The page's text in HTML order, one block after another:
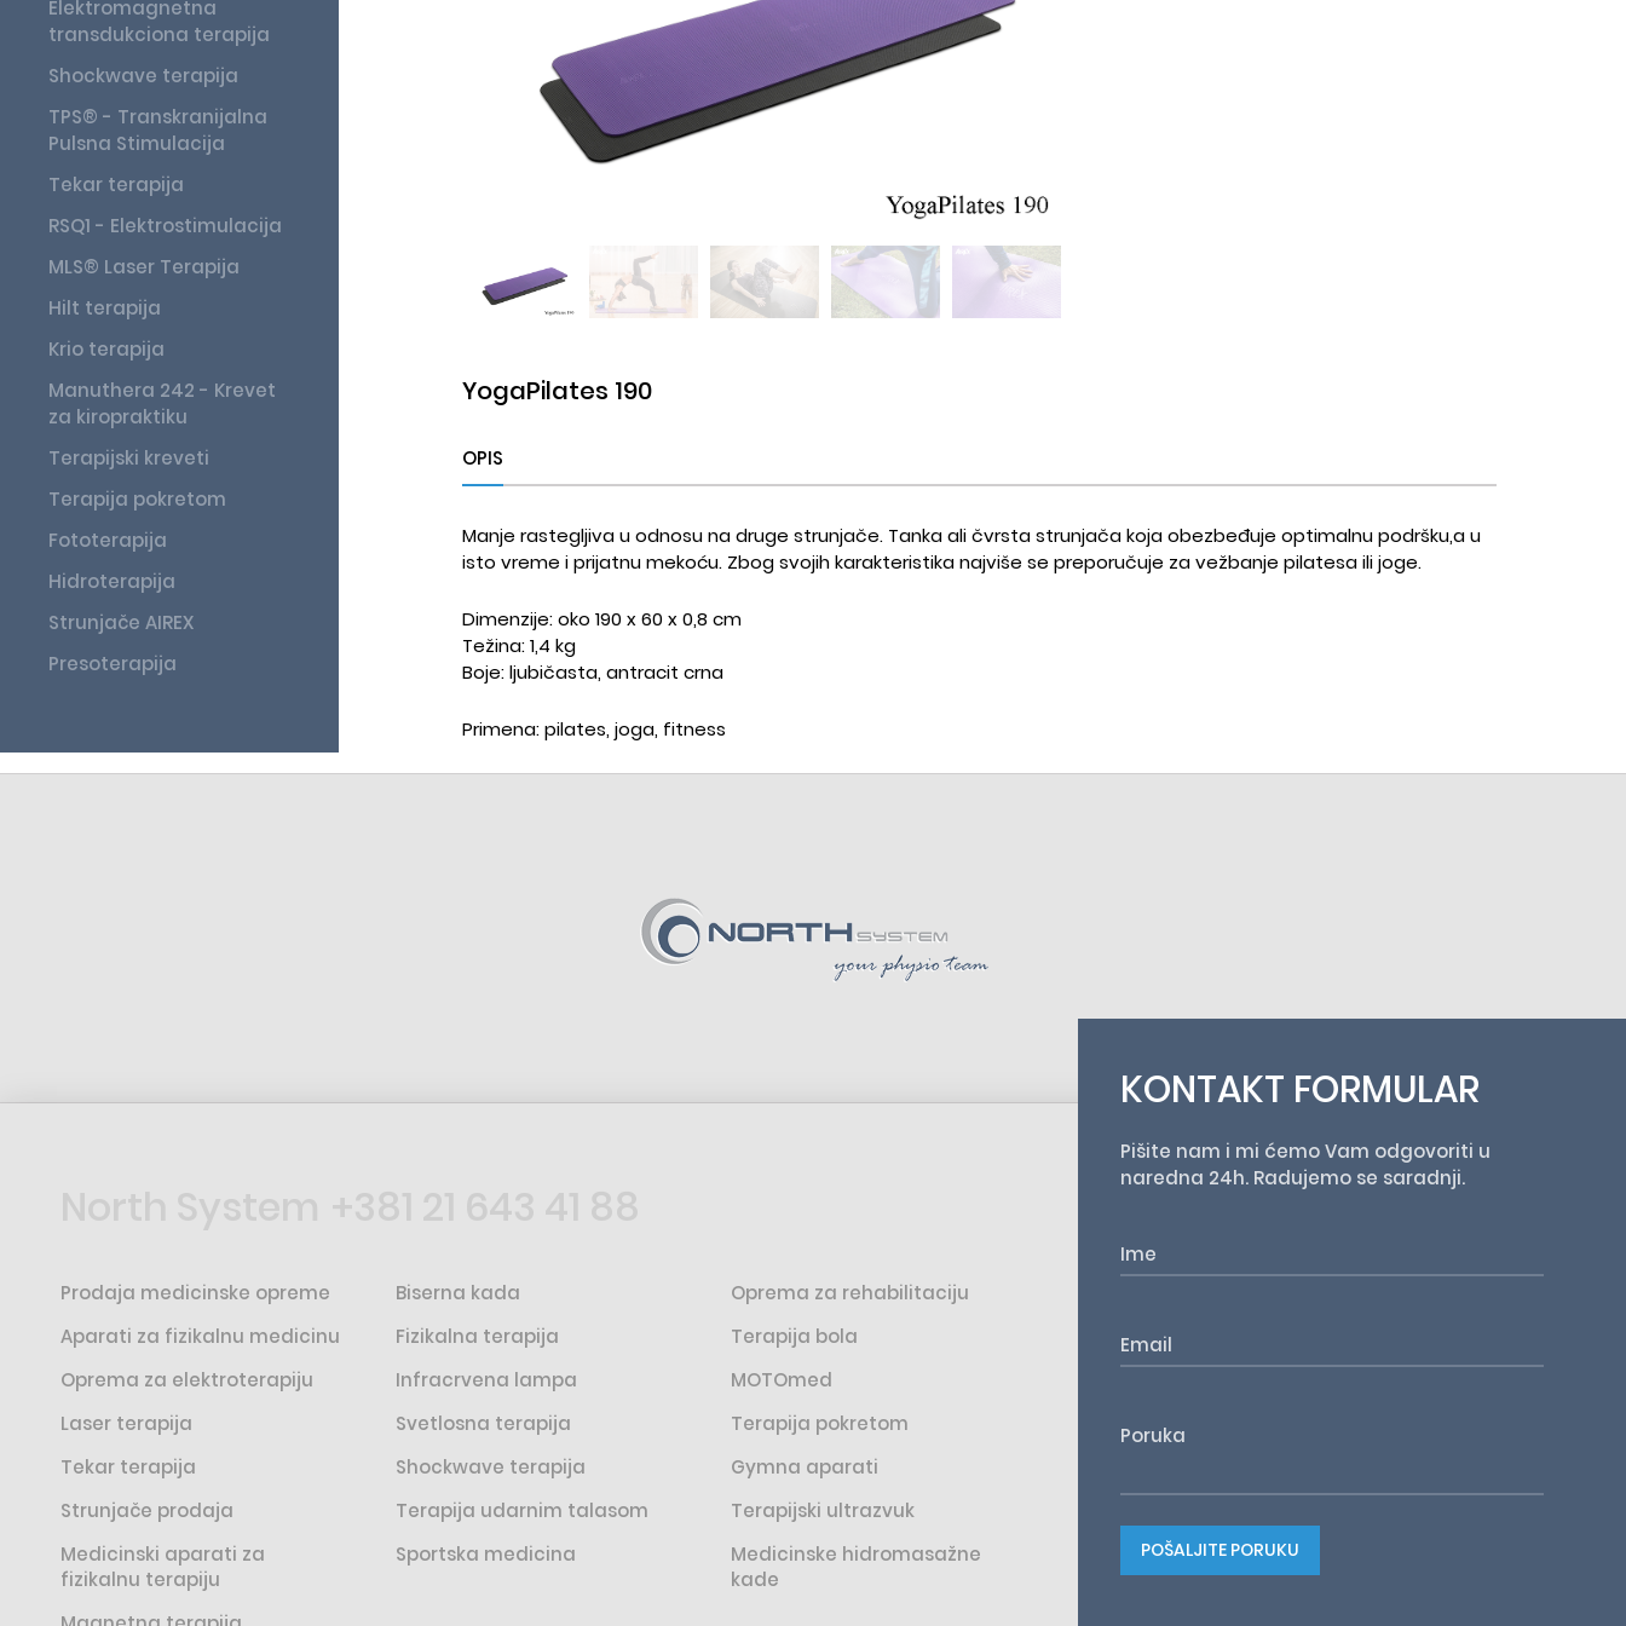
Elektromagnetna
transdukciona terapija
Shockwave terapija
TPS® - Transkranijalna
Pulsna Stimulacija
Tekar terapija
RSQ1 - Elektrostimulacija
MLS® Laser Terapija
Hilt terapija
Krio terapija
Manuthera 242 - Krevet
za kiropraktiku
Terapijski kreveti
Terapija pokretom
Fototerapija
Hidroterapija
Strunjače AIREX
Presoterapija
YogaPilates 190
OPIS
Manje rastegljiva u odnosu na druge strunjače. Tanka ali čvrsta strunjača koja obezbeđuje optimalnu podršku,a u
isto vreme i prijatnu mekoću. Zbog svojih karakteristika najviše se preporučuje za vežbanje pilatesa ili joge.
Dimenzije: oko 190 x 60 x 0,8 cm
Težina: 1,4 kg
Boje: ljubičasta, antracit crna
Primena: pilates, joga, fitness
Prodaja medicinske opreme
Aparati za fizikalnu medicinu
Oprema za elektroterapiju
Laser terapija
Tekar terapija
Strunjače prodaja
Medicinski aparati za
fizikalnu terapiju
Biserna kada
Fizikalna terapija
Infracrvena lampa
Svetlosna terapija
Shockwave terapija
Terapija udarnim talasom
Sportska medicina
Oprema za rehabilitaciju
Terapija bola
MOTOmed
Terapija pokretom
Gymna aparati
Terapijski ultrazvuk
Medicinske hidromasažne
kade
KONTAKT FORMULAR
Pišite nam i mi ćemo Vam odgovoriti u
naredna 24h. Radujemo se saradnji.